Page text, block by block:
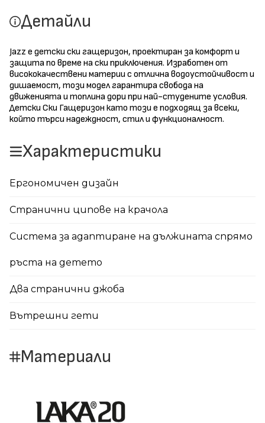
Детайли
Jazz е детски ски гащеризон, проектиран за комфорт и
защита по време на ски приключения. Изработен от
висококачествени материи с отлична водоустойчивост и
дишаемост, този модел гарантира свобода на
движенията и топлина дори при най-студените условия.
Детски Ски Гащеризон като този е подходящ за всеки,
който търси надеждност, стил и функционалност.
Характеристики
Ергономичен дизайн
Странични ципове на крачола
Система за адаптиране на дължината спрямо
ръста на детето
Два странични джоба
Вътрешни гети
Материали